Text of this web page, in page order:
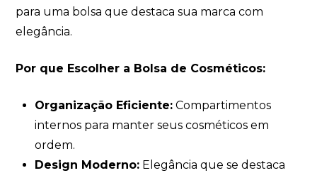
para uma bolsa que destaca sua marca com
elegância.
Por que Escolher a Bolsa de Cosméticos:
Organização Eficiente:Compartimentos
internos para manter seus cosméticos em
ordem.
Design Moderno:Elegância que se destaca